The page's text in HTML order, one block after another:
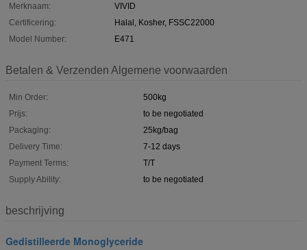
Merknaam:
VIVID
Certificering:
Halal, Kosher, FSSC22000
Model Number:
E471
Betalen & Verzenden Algemene voorwaarden
Min Order:
500kg
Prijs:
to be negotiated
Packaging:
25kg/bag
Delivery Time:
7-12 days
Payment Terms:
T/T
Supply Ability:
to be negotiated
beschrijving
Gedistilleerde Monoglyceride